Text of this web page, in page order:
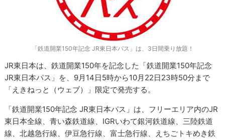
「鉄道開業150年記念 JR東日本パス」は、3日間乗り放題！
JR東日本は、鉄道開業150年を記念した「鉄道開業150年記念
JR東日本パス」を、9月14日5時から10月22日23時50分まで
「えきねっと（ウェブ）」限定で発売する。
「鉄道開業150年記念 JR東日本パス」は、フリーエリア内のJR
東日本全線、青い森鉄道線、IGRいわて銀河鉄道線、三陸鉄道
線、北越急行線、伊豆急行線、富士急行線、えちごトキめき鉄